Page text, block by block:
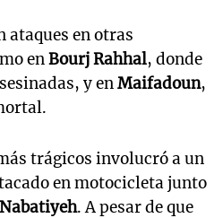
ataques en otras
enBourj Rahhal, donde
y enMaifadoun,
trágicos involucró a un
en motocicleta junto
Nabatiyeh. A pesar de que